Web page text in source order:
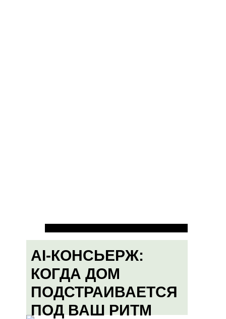
AI-КОНСЬЕРЖ:
КОГДА ДОМ
ПОДСТРАИВАЕТСЯ
ПОД ВАШ РИТМ